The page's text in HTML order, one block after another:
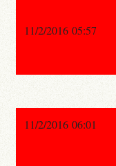
11/2/2016 05:57
11/2/2016 06:01